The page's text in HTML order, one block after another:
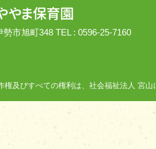
市旭町348 TEL : 0596-25-7160
権及びすべての権利は、社会福祉法人 宮